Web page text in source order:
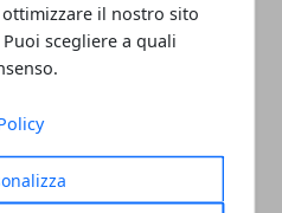
il nostro sito
scegliere a quali